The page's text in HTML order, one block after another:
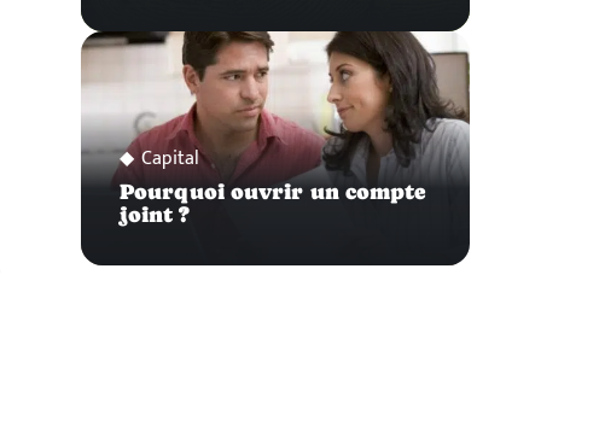
Capital
Pourquoi ouvrir un compte
joint ?